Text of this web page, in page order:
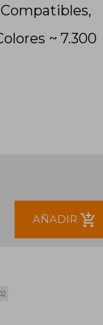
~ 7.300
AÑADIR add_shopping_cart